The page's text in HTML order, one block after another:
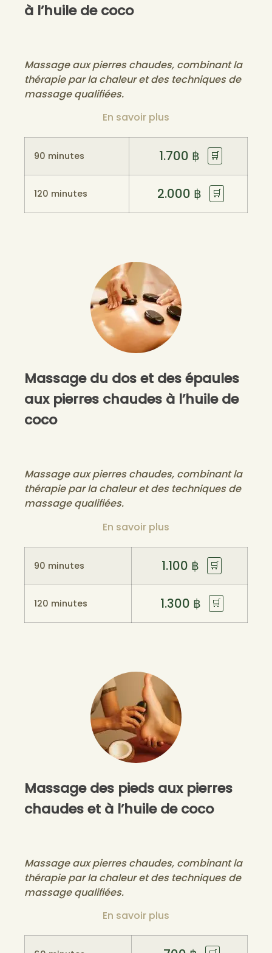
à l’huile de coco
Massage aux pierres chaudes, combinant la
thérapie par la chaleur et des techniques de
massage qualifiées.
En savoir plus
90 minutes 1.700 ฿ 🛒
120 minutes 2.000 ฿ 🛒
Massage du dos et des épaules
aux pierres chaudes à l’huile de
coco
Massage aux pierres chaudes, combinant la
thérapie par la chaleur et des techniques de
massage qualifiées.
En savoir plus
90 minutes 1.100 ฿ 🛒
120 minutes 1.300 ฿ 🛒
Massage des pieds aux pierres
chaudes et à l’huile de coco
Massage aux pierres chaudes, combinant la
thérapie par la chaleur et des techniques de
massage qualifiées.
En savoir plus